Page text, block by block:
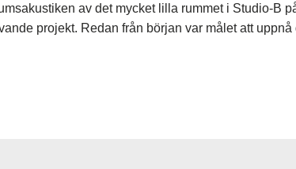
av det mycket lilla rummet i Studio-B
projekt. Redan från början var målet att